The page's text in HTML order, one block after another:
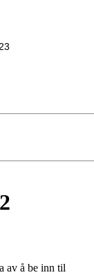
av å be inn til